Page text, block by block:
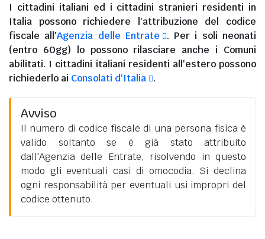
I cittadini italiani ed i cittadini stranieri residenti in
Italia possono richiedere l'attribuzione del codice
fiscale all'Agenzia delle Entrate
. Per i soli neonati
(entro 60gg) lo possono rilasciare anche i Comuni
abilitati. I cittadini italiani residenti all'esteropossono
richiederlo ai Consolati d'Italia .
Avviso
Il numero di codice fiscale di una persona fisica è
valido soltanto se è già stato attribuito
dall'Agenzia delle Entrate, risolvendo in questo
modo gli eventuali casi di omocodia. Si declina
ogni responsabilità per eventuali usi impropri del
codice ottenuto.